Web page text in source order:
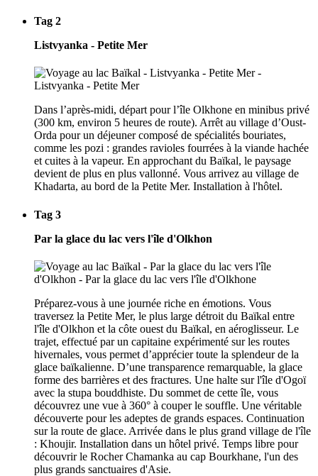
Tag 2
Listvyanka - Petite Mer
Dans l’après-midi, départ pour l’île Olkhone en minibus privé
(300 km, environ 5 heures de route). Arrêt au village d’Oust-
Orda pour un déjeuner composé de spécialités bouriates,
comme les pozi : grandes ravioles fourrées à la viande hachée
et cuites à la vapeur. En approchant du Baïkal, le paysage
devient de plus en plus vallonné. Vous arrivez au village de
Khadarta, au bord de la Petite Mer. Installation à l'hôtel.
Tag 3
Par la glace du lac vers l'île d'Olkhon
Préparez-vous à une journée riche en émotions. Vous
traversez la Petite Mer, le plus large détroit du Baïkal entre
l'île d'Olkhon et la côte ouest du Baïkal, en aéroglisseur. Le
trajet, effectué par un capitaine expérimenté sur les routes
hivernales, vous permet d’apprécier toute la splendeur de la
glace baïkalienne. D’une transparence remarquable, la glace
forme des barrières et des fractures. Une halte sur l'île d'Ogoï
avec la stupa bouddhiste. Du sommet de cette île, vous
découvrez une vue à 360° à couper le souffle. Une véritable
découverte pour les adeptes de grands espaces. Continuation
sur la route de glace. Arrivée dans le plus grand village de l'île
: Khoujir. Installation dans un hôtel privé. Temps libre pour
découvrir le Rocher Chamanka au cap Bourkhane, l'un des
plus grands sanctuaires d'Asie.